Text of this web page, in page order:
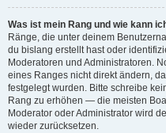
Was ist mein Rang und wie kann
Ränge, die unter deinem
du bislang erstellt hast oder
Moderatoren und Administratoren.
eines Ranges nicht direkt ändern,
festgelegt wurden. Bitte schreibe
Rang zu erhöhen — die meisten
Moderator oder Administrator wird
wieder zurücksetzen.